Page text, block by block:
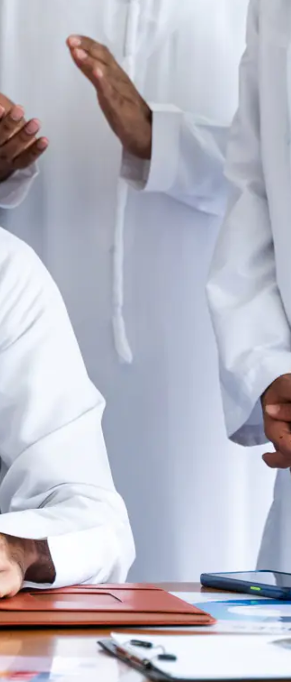
عملائنا
عملائنا
في سواعد نقدم خدمات استشارية متكاملة لدعم مؤسستك وتحقيق أهدافك بأفضل
الطرق الاستراتيجية والتقنية. استعد للانطلاق نحو مستقبل مليء بالإنجازات مع
فريقنا المحترف وحلولنا المبتكرة.